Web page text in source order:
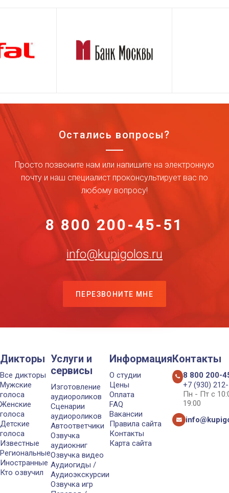
Остались вопросы?
Просто позвоните нам или напишите на электронную
почту и наш специалист проконсультирует вас по
любому вопросу!
8 800 200-45-51
info@kupigolos.ru
ПЕРЕЗВОНИТЕ МНЕ
Дикторы
Все дикторы
Мужские
голоса
Женские
голоса
Детские
голоса
Известные
Региональные
Иностранные
Кто озвучил
Услуги и
сервисы
Изготовление
аудиороликов
Сценарии
аудиороликов
Автоответчики
Озвучка
аудиокниг
Озвучка видео
Аудиогиды /
Аудиоэкскурсии
Озвучка игр
Информация
О студии
Цены
Оплата
FAQ
Вакансии
Правила сайта
Контакты
Карта сайта
Контакты
8 800 200-
+7 (930)
Пн - Пт с
19:00